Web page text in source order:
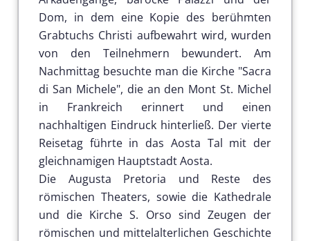
Dom, in dem eine Kopie des berühmten
Grabtuchs Christi aufbewahrt wird, wurden
von den Teilnehmern bewundert. Am
Nachmittag besuchte man die Kirche "Sacra
di San Michele", die an den Mont St. Michel
in Frankreich erinnert und einen
nachhaltigen Eindruck hinterließ. Der vierte
Reisetag führte in das Aosta Tal mit der
gleichnamigen Hauptstadt Aosta.
Die Augusta Pretoria und Reste des
römischen Theaters, sowie die Kathedrale
und die Kirche S. Orso sind Zeugen der
römischen und mittelalterlichen Geschichte